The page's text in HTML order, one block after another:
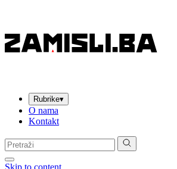
Rubrike▾
O nama
Kontakt
Pretraga:
Skip to content